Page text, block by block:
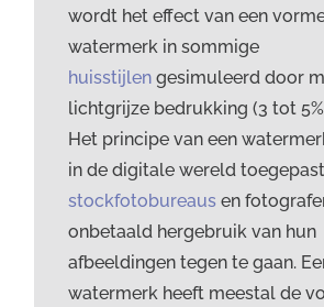
wordt het effect van een
watermerk in sommige
huisstijlen gesimuleerd door
lichtgrijze bedrukking (3 tot
Het principe van een
in de digitale wereld
stockfotobureaus en
onbetaald hergebruik van hun
afbeeldingen tegen te gaan.
watermerk heeft meestal de